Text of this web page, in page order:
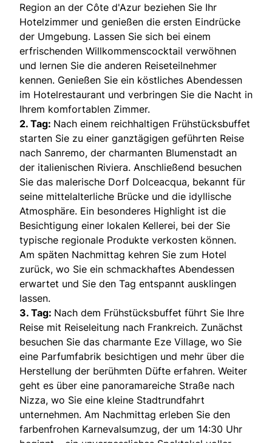
Region an der Côte d'Azur beziehen Sie Ihr
Hotelzimmer und genießen die ersten Eindrücke
der Umgebung. Lassen Sie sich bei einem
erfrischenden Willkommenscocktail verwöhnen
und lernen Sie die anderen Reiseteilnehmer
kennen. Genießen Sie ein köstliches Abendessen
im Hotelrestaurant und verbringen Sie die Nacht in
Ihrem komfortablen Zimmer.
2. Tag: Nach einem reichhaltigen Frühstücksbuffet
starten Sie zu einer ganztägigen geführten Reise
nach Sanremo, der charmanten Blumenstadt an
der italienischen Riviera. Anschließend besuchen
Sie das malerische Dorf Dolceacqua, bekannt für
seine mittelalterliche Brücke und die idyllische
Atmosphäre. Ein besonderes Highlight ist die
Besichtigung einer lokalen Kellerei, bei der Sie
typische regionale Produkte verkosten können.
Am späten Nachmittag kehren Sie zum Hotel
zurück, wo Sie ein schmackhaftes Abendessen
erwartet und Sie den Tag entspannt ausklingen
lassen.
3. Tag: Nach dem Frühstücksbuffet führt Sie Ihre
Reise mit Reiseleitung nach Frankreich. Zunächst
besuchen Sie das charmante Eze Village, wo Sie
eine Parfumfabrik besichtigen und mehr über die
Herstellung der berühmten Düfte erfahren. Weiter
geht es über eine panoramareiche Straße nach
Nizza, wo Sie eine kleine Stadtrundfahrt
unternehmen. Am Nachmittag erleben Sie den
farbenfrohen Karnevalsumzug, der um 14:30 Uhr